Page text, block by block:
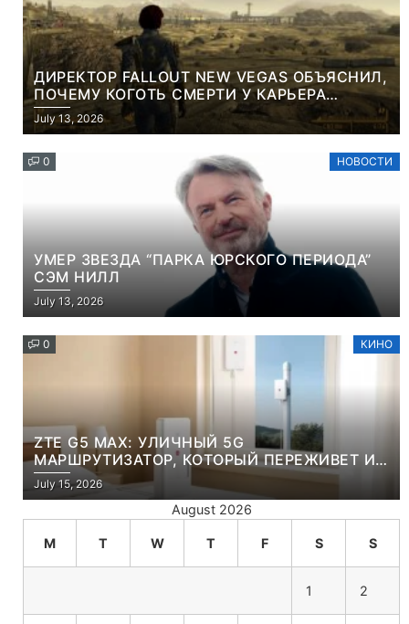
ДИРЕКТОР FALLOUT NEW VEGAS ОБЪЯСНИЛ,
ПОЧЕМУ КОГОТЬ СМЕРТИ У КАРЬЕРА
НАМЕРЕННО СНОСИТ ВАМ ГОЛОВУ
July 13, 2026
0 НОВОСТИ
УМЕР ЗВЕЗДА “ПАРКА ЮРСКОГО ПЕРИОДА”
СЭМ НИЛЛ
July 13, 2026
0 КИНО
ZTE G5 MAX: УЛИЧНЫЙ 5G
МАРШРУТИЗАТОР, КОТОРЫЙ ПЕРЕЖИВЕТ И
ЛЮТУЮ ЗИМУ, И ЖАРКОЕ ЛЕТО
July 15, 2026
August 2026
M T W T F S S
1 2